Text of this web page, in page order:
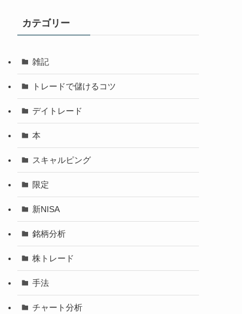
カテゴリー
雑記
トレードで儲けるコツ
デイトレード
本
スキャルピング
限定
新NISA
銘柄分析
株トレード
手法
チャート分析